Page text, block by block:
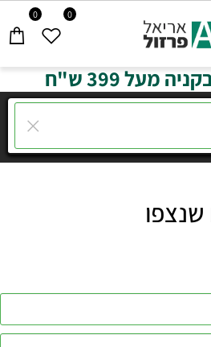
0 0
מעל 399 ש"ח
שנצפו